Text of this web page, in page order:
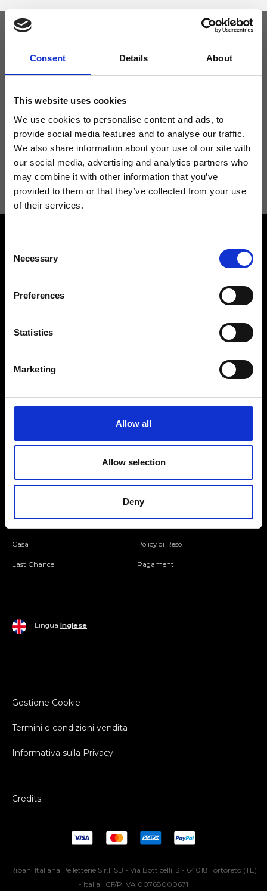
Consent Details About
This website uses cookies
We use cookies to personalise content and ads, to
provide social media features and to analyse our traffic.
We also share information about your use of our site with
our social media, advertising and analytics partners who
may combine it with other information that you’ve
provided to them or that they’ve collected from your use
of their services.
Selection
Necessary
Preferences
Statistics
Marketing
Allow all
Allow selection
Deny
Tieniti aggiornato
Acconsento a ricevere novità e promo da Ripani. Per maggiori
informazioni consulta la
Privacy Policy
Trova il tuo negozio Ripani
Entra nella Community
Rispondiamo a tutte le tue
Mondo Ripani
Casa
Last Chance
Mondo Ripani
Policy di Reso
Pagamenti
Lingua Inglese
Gestione Cookie
Termini e condizioni vendita
Informativa sulla Privacy
Credits
Ripani Italiana Pelletterie S.r.l. SB - Via Botticelli, 3 - 64018 Tortoreto (TE)
- Italia | CF/P.IVA 00768000671